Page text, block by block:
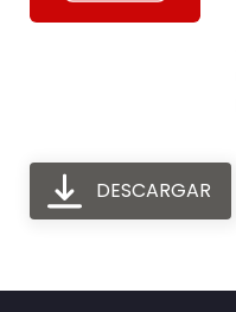
DESCARGAR